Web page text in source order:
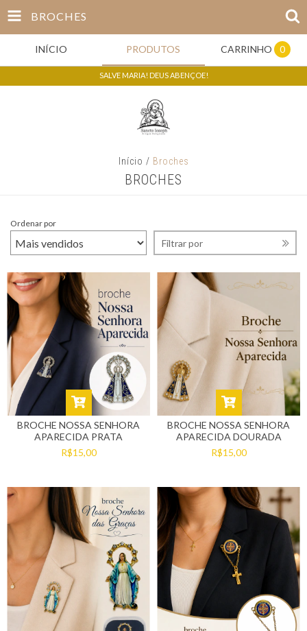
BROCHES
INÍCIO PRODUTOS CARRINHO 0
SALVE MARIA! DEUS ABENÇOE!
Início / Broches
BROCHES
Ordenar por
Filtrar por
BROCHE NOSSA SENHORA
APARECIDA PRATA
R$15,00
BROCHE NOSSA SENHORA
APARECIDA DOURADA
R$15,00